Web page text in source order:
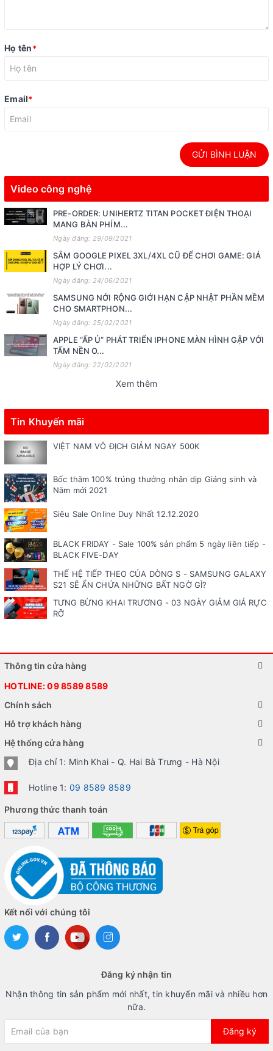
Họ tên*
Email*
GỬI BÌNH LUẬN
Video công nghệ
PRE-ORDER: UNIHERTZ TITAN POCKET ĐIỆN THOẠI
MANG BÀN PHÍM...
Ngày đăng: 29/09/2021
SẮM GOOGLE PIXEL 3XL/4XL CŨ ĐỂ CHƠI GAME: GIÁ
HỢP LÝ CHƠI...
Ngày đăng: 24/06/2021
SAMSUNG NỚI RỘNG GIỚI HẠN CẬP NHẬT PHẦN MỀM
CHO SMARTPHON...
Ngày đăng: 25/02/2021
APPLE “ẤP Ủ” PHÁT TRIỂN IPHONE MÀN HÌNH GẬP VỚI
TẤM NỀN O...
Ngày đăng: 22/02/2021
Xem thêm
Tin Khuyến mãi
VIỆT NAM VÔ ĐỊCH GIẢM NGAY 500K
Bốc thăm 100% trúng thưởng nhân dịp Giáng sinh và
Năm mới 2021
Siêu Sale Online Duy Nhất 12.12.2020
BLACK FRIDAY - Sale 100% sản phẩm 5 ngày liên tiếp -
BLACK FIVE-DAY
THẾ HỆ TIẾP THEO CỦA DÒNG S - SAMSUNG GALAXY
S21 SẼ ẨN CHỨA NHỮNG BẤT NGỜ GÌ?
TƯNG BỪNG KHAI TRƯƠNG - 03 NGÀY GIẢM GIÁ RỰC
RỠ
Thông tin cửa hàng
HOTLINE:09 8589 8589
Chính sách
Hỗ trợ khách hàng
Hệ thống cửa hàng
Địa chỉ 1: Minh Khai - Q. Hai Bà Trưng - Hà Nội
Hotline 1: 09 8589 8589
Phương thức thanh toán
Kết nối với chúng tôi
Đăng ký nhận tin
Nhận thông tin sản phẩm mới nhất, tin khuyến mãi và nhiều hơn
nữa.
Đăng ký